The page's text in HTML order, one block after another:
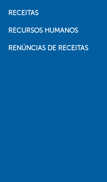
RECEITAS
RECURSOS HUMANOS
RENÚNCIAS DE RECEITAS